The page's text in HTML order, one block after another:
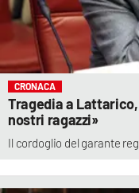
CRONACA
Tragedia a
nostri ragazzi»
Il cordoglio del garante